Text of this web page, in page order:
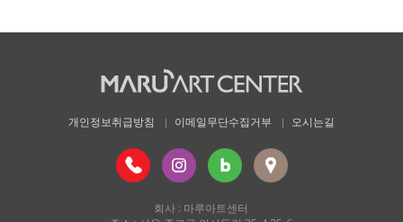
개인정보취급방침 이메일무단수집거부 오시는길
회사 : 마루아트센터